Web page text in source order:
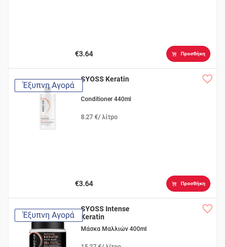
€3.64 Προσθήκη
Έξυπνη Αγορά
SYOSS Keratin
Conditioner 440ml
8.27 €/ λίτρο
€3.64 Προσθήκη
Έξυπνη Αγορά
SYOSS Intense
Keratin
Μάσκα Μαλλιών 400ml